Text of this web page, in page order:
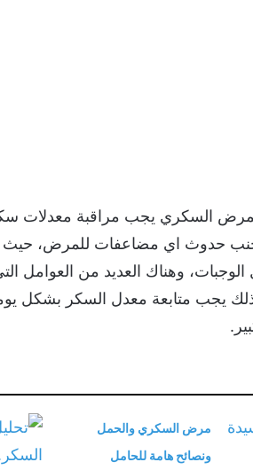
السكري يجب مراقبة معدلات
حدوث اي مضاعفات للمرض،
من تناول الوجبات، وهناك العديد من
ولذلك يجب متابعة معدل السكر
مرض السكري والحمل
ونصائح هامة للحامل